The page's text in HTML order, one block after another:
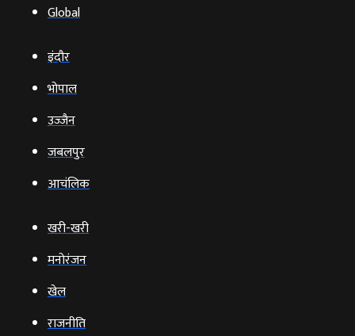
Global
इंदौर
भोपाल
उज्‍जैन
जबलपुर
आचंलिक
खरी-खरी
मनोरंजन
खेल
राजनीति